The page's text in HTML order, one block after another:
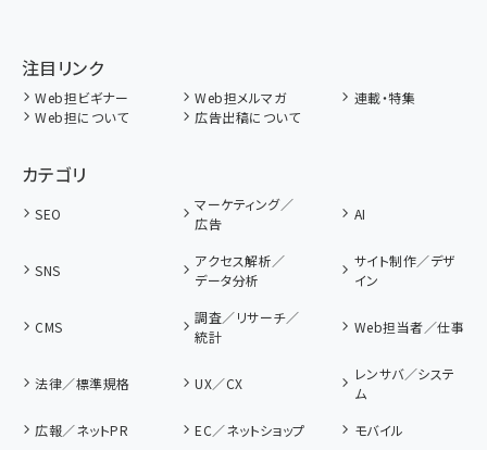
注目リンク
Web担ビギナー Web担メルマガ
連載・特集
Web担について
広告出稿について
カテゴリ
SEO
マーケティング／
広告
AI
SNS
アクセス解析／
データ分析
サイト制作／デザ
イン
CMS
調査／リサーチ／
統計
Web担当者／仕事
法律／標準規格 UX／CX
レンサバ／システ
ム
広報／ネットPR
EC／ネットショップ モバイル